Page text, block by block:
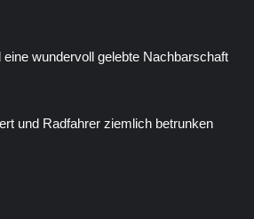
eine wundervoll gelebte Nachbarschaft
und Radfahrer ziemlich betrunken